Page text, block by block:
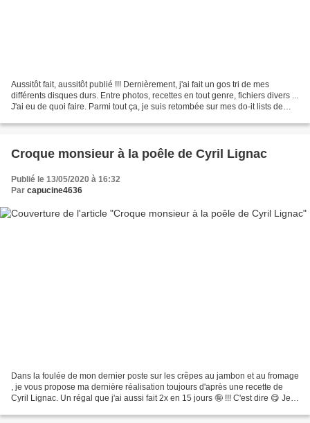
Aussitôt fait, aussitôt publié !!! Dernièrement, j'ai fait un gos tri de mes
différents disques durs. Entre photos, recettes en tout genre, fichiers divers ...
J'ai eu de quoi faire. Parmi tout ça, je suis retombée sur mes do-it lists de
Croque monsieur à la poêle de Cyril Lignac
Publié le 13/05/2020 à 16:32
Par capucine4636
Dans la foulée de mon dernier poste sur les crêpes au jambon et au fromage
, je vous propose ma dernière réalisation toujours d'après une recette de
Cyril Lignac. Un régal que j'ai aussi fait 2x en 15 jours 🤪 !!! C'est dire 😋 Je